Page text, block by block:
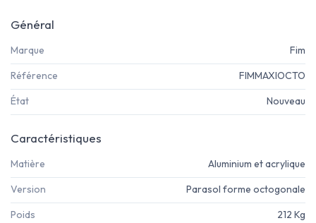
Général
Marque Fim
Référence FIMMAXIOCTO
État Nouveau
Caractéristiques
Matière Aluminium et acrylique
Version Parasol forme octogonale
Poids 212 Kg